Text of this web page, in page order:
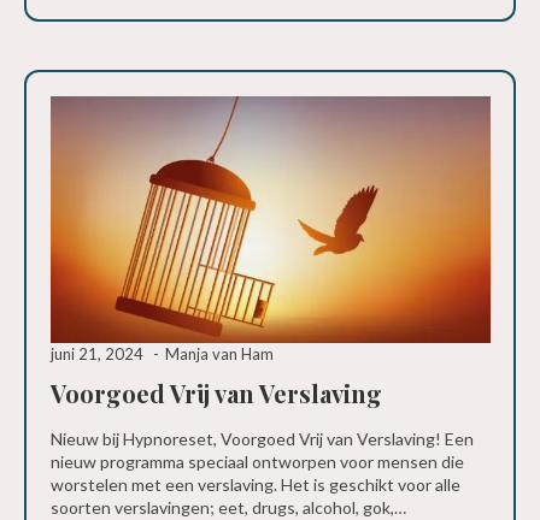
Voorgoed Vrij van Verslaving
juni 21, 2024 Manja van Ham
Nieuw bij Hypnoreset, Voorgoed Vrij van Verslaving! Een
nieuw programma speciaal ontworpen voor mensen die
worstelen met een verslaving. Het is geschikt voor alle
soorten verslavingen; eet, drugs, alcohol, gok,…